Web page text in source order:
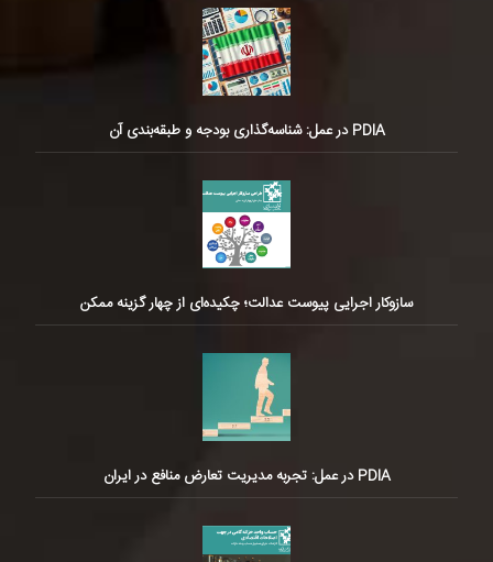
PDIA در عمل: شناسه‌گذاری بودجه و طبقه‌بندی آن
سازوکار اجرایی پیوست عدالت؛ چکیده‌ای از چهار گزینه ممکن
PDIA در عمل: تجربه مدیریت تعارض منافع در ایران